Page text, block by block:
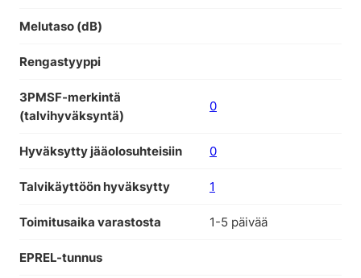
Melutaso (dB)
Rengastyyppi
3PMSF-merkintä
(talvihyväksyntä)
0
Hyväksytty jääolosuhteisiin 0
Talvikäyttöön hyväksytty 1
Toimitusaika varastosta 1-5 päivää
EPREL-tunnus